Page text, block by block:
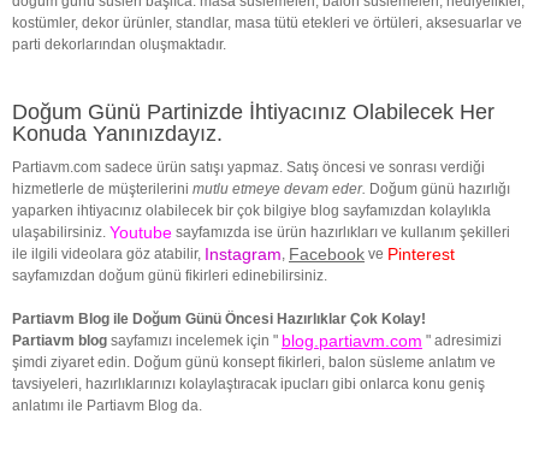
kostümler, dekor ürünler, standlar, masa tütü etekleri ve örtüleri, aksesuarlar ve
parti dekorlarından oluşmaktadır.
Doğum Günü Partinizde İhtiyacınız Olabilecek Her
Konuda Yanınızdayız.
Partiavm.com sadece ürün satışı yapmaz. Satış öncesi ve sonrası verdiği
hizmetlerle de müşterilerini mutlu etmeye devam eder. Doğum günü hazırlığı
yaparken ihtiyacınız olabilecek bir çok bilgiye blog sayfamızdan kolaylıkla
ulaşabilirsiniz. Youtube sayfamızda ise ürün hazırlıkları ve kullanım şekilleri
ile ilgili videolara göz atabilir, Instagram, Facebook ve Pinterest
sayfamızdan doğum günü fikirleri edinebilirsiniz.
Partiavm Blog ile Doğum Günü Öncesi Hazırlıklar Çok Kolay!
Partiavm blog sayfamızı incelemek için " blog.partiavm.com " adresimizi
şimdi ziyaret edin. Doğum günü konsept fikirleri, balon süsleme anlatım ve
tavsiyeleri, hazırlıklarınızı kolaylaştıracak ipucları gibi onlarca konu geniş
anlatımı ile Partiavm Blog da.